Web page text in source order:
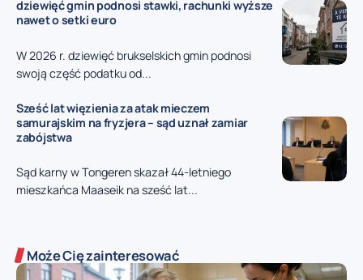
dziewięć gmin podnosi stawki, rachunki wyższe
nawet o setki euro
W 2026 r. dziewięć brukselskich gmin podnosi
swoją część podatku od...
Sześć lat więzienia za atak mieczem
samurajskim na fryzjera – sąd uznał zamiar
zabójstwa
Sąd karny w Tongeren skazał 44-letniego
mieszkańca Maaseik na sześć lat...
Może Cię zainteresować